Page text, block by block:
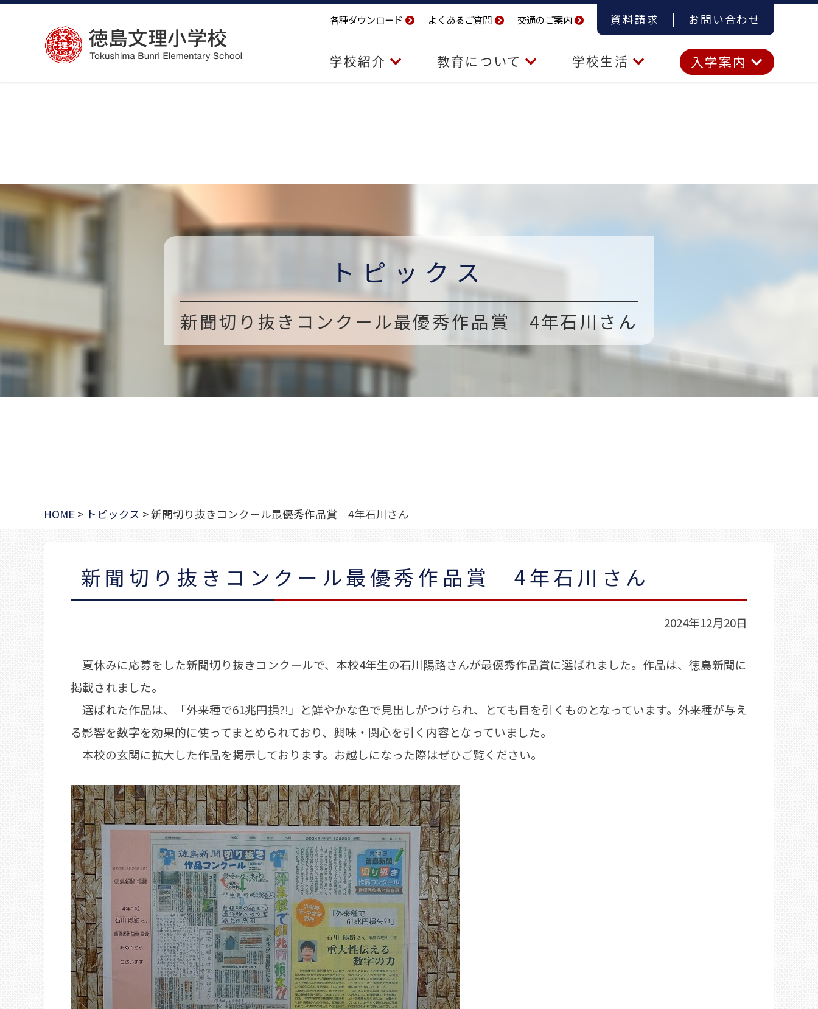
コ
ッ
プ
各種ダウンロード よくあるご質問 交通のご案内 資料請求 お問い合わせ
学校紹介 教育について 学校生活 入学案内
トピックス
新聞切り抜きコンクール最優秀作品賞 4年石川さん
HOME > トピックス >新聞切り抜きコンクール最優秀作品賞 4年石川さん
新聞切り抜きコンクール最優秀作品賞 4年石川さん
2024年12月20日
夏休みに応募をした新聞切り抜きコンクールで、本校4年生の石川陽路さんが最優秀作品賞に選ばれました。作品は、徳島新聞に
掲載されました。
選ばれた作品は、「外来種で61兆円損?!」と鮮やかな色で見出しがつけられ、とても目を引くものとなっています。外来種が与え
る影響を数字を効果的に使ってまとめられており、興味・関心を引く内容となっていました。
本校の玄関に拡大した作品を掲示しております。お越しになった際はぜひご覧ください。